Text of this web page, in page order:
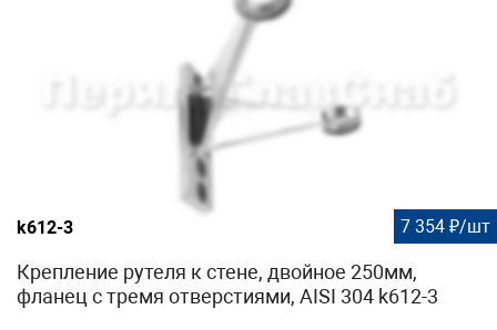
k612-3 7 354 ₽/шт
Крепление рутеля к стене, двойное 250мм,
фланец с тремя отверстиями, AISI 304 k612-3